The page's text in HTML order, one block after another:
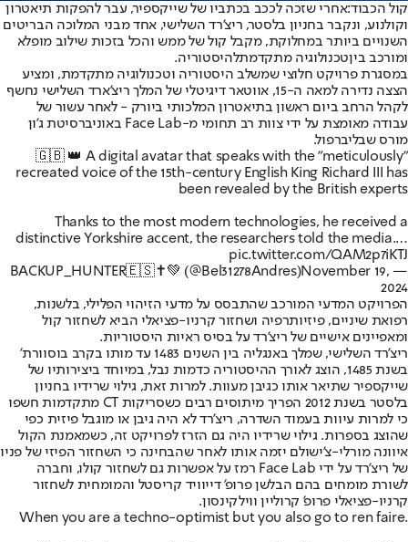
קול הכבוד:אחרי שזכה לככב בכתביו של שייקספיר, עבר להפקות תיאטרון
וקולנוע, ונקבר בחניון בלסטר, ריצ'רד השלישי, אחד מבני המלוכה הבריטים
השנויים ביותר במחלוקת, מקבל קול של ממש והכל בזכות שילוב מופלא
ומורכב ביןטכנולוגיה מתקדמתלהיסטוריה.
במסגרת פרויקט חלוצי שמשלב היסטוריה וטכנולוגיה מתקדמת, ומציע
הצצה נדירה למאה ה-15, אווטאר דיגיטלי של המלך ריצ'ארד השלישי נחשף
לקהל הרחב ביום ראשון בתיאטרון המלכותי ביורק - לאחר עשור של
עבודה מאומצת על ידי צוות רב תחומי מ-Face Lab באוניברסיטת ג'ון
מורס שבליברפול.
🇬🇧 👑 A digital avatar that speaks with the "meticulously"
recreated voice of the 15th-century English King Richard III has
been revealed by the British experts
Thanks to the most modern technologies, he received a
distinctive Yorkshire accent, the researchers told the media.…
pic.twitter.com/QAM2p7iKTJ
— BACKUP_HUNTER🇪🇸✝️💚 (@Bel31278Andres)
November 19,
2024
הפרויקט המדעי המורכב שהתבסס על מדעי הזיהוי הפלילי, בלשנות,
רפואת שיניים, פיזיותרפיה ושחזור קרניו-פציאלי הביא לשחזור קול
ומאפיינים אישיים של ריצ'רד על בסיס ראיות היסטוריות.
ריצ'רד השלישי, שמלך באנגליה בין השנים 1483 עד מותו בקרב בוסוורת'
בשנת 1485, הוצג לאורך ההיסטוריה כדמות נבל, במיוחד ביצירותיו של
שייקספיר שתיאר אותו כגיבן מעוות. למרות זאת, גילוי שרידיו בחניון
בלסטר בשנת 2012 הפריך מיתוסים רבים כשסריקות CT מתקדמות חשפו
כי למרות עיוות בעמוד השדרה, ריצ'רד לא היה גיבן או מוגבל פיזית כפי
שהוצג בספרות. גילוי שרידיו היה גם הזרז לפרויקט זה, כשמאמנת הקול
איוונה מורלי-צ'ישולם יזמה אותו לאחר שהבחינה כי השחזור הפיזי של פניו
של ריצ'רד על ידי Face Lab רמז על אפשרות גם לשחזור קולו, וחברה
לשורת מומחים בהם הבלשן פרופ' דייוויד קריסטל והמומחית לשחזור
קרניו-פציאלי פרופ' קרוליין ווילקינסון.
When you are a techno-optimist but you also go to ren faire.